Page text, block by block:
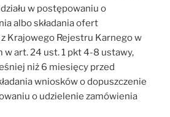
w postępowaniu o
albo składania ofert
Krajowego Rejestru Karnego w
art. 24 ust. 1 pkt 4-8 ustawy,
niż 6 miesięcy przed
wniosków o dopuszczenie
o udzielenie zamówienia